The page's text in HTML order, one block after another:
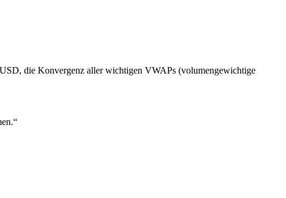
die Konvergenz aller wichtigen VWAPs (volumengewichtige